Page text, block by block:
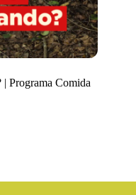
| Programa Comida